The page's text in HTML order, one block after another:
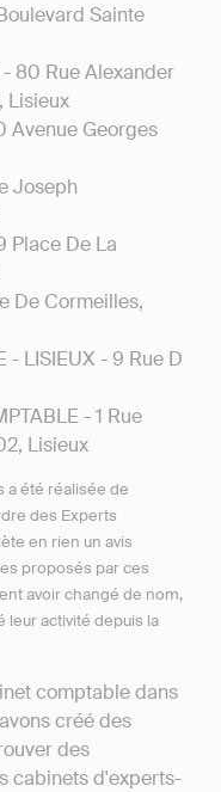
Sainte
80 Rue Alexander
Lisieux
Avenue Georges
Joseph
Place De La
De Cormeilles,
- LISIEUX - 9 Rue D
- 1 Rue
Lisieux
a été réalisée de
des Experts
en rien un avis
proposés par ces
avoir changé de nom,
leur activité depuis la
comptable dans
créé des
des
cabinets d'experts-